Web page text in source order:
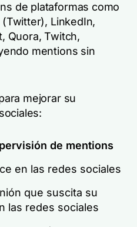
de plataformas como
LinkedIn,
Quora, Twitch,
mentions sin
mejorar su
de mentions
en las redes sociales
que suscita su
las redes sociales